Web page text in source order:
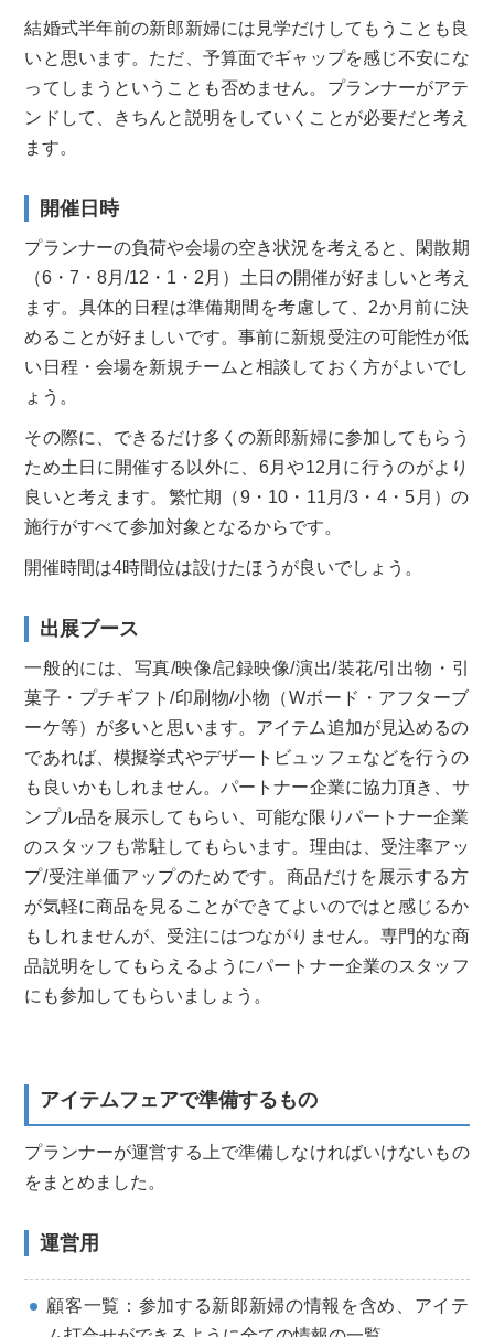
結婚式半年前の新郎新婦には見学だけしても うことも良
いと思います。ただ、予算面でギャップを感じ不安にな
って しまうということも否めません。プランナーがアテ
ンドして、きち んと説明をしていくことが必要だと考え
ます。
開催日時
プランナーの負荷や会場の空き状況を考えると、閑散期
（6・7・8月/12・1・2月）土日の開催が好ましいと考え
ます。具体的 日程は準備期間を考慮して、2か月前に決
めることが好ましいです。事前に新規受注の可能性が低
い日程・会場を新規チームと相談しておく方がよいでし
ょう。
その際に、できるだけ多くの新郎新婦に参加してもらう
ため土日 に開催する以外に、6月や12月に行うのがより
良いと考えます。繁忙期（9・10・11月/3・4・5月）の
施行がすべて参加対象となるからです。
開催時間は4時間位は設けたほうが良いでしょう。
出展ブース
一般的には、写真/映像/記録映像/演出/装花/引出物・引
菓子 ・プチギフト/印刷物/小物（Wボード・アフターブ
ーケ等） が多いと思います。アイテム追加が見込めるの
であれば、模擬挙式やデザートビュッフェなどを行うの
も良いかもしれません。パートナー企業に協力頂き、サ
ンプル品を展示してもらい、可能な限りパートナー企業
のスタッフも常駐してもらいます。理由は、受注率アッ
プ/受注単価アップのためです。商品だけを展示する方
が気軽に商品を見ることができてよいのではと感じ るか
もしれませんが、受注にはつながりません。専門的な商
品説明をしてもらえるようにパートナー企業のスタッフ
にも参加してもらいましょう。
アイテムフェアで準備するもの
プランナーが運営する上で準備しなければいけないもの
をまとめま した。
運営用
顧客一覧：参加する新郎新婦の情報を含め、アイテ